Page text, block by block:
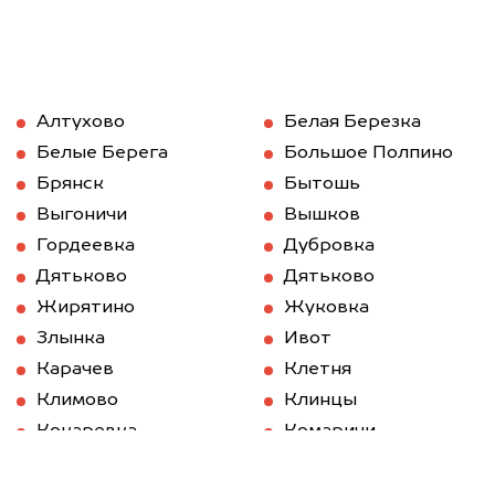
Алтухово
Белая Березка
Белые Берега
Большое Полпино
Брянск
Бытошь
Выгоничи
Вышков
Гордеевка
Дубровка
Дятьково
Дятьково
Жирятино
Жуковка
Злынка
Ивот
Карачев
Клетня
Климово
Клинцы
Кокаревка
Комаричи